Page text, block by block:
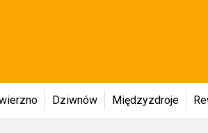
Dziwnów Międzyzdroje